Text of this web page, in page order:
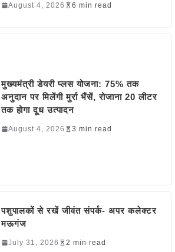
August 4, 2026 6 min read
मुख्यमंत्री डेयरी प्लस योजना: 75% तक
अनुदान पर मिलेंगी मुर्रा भैंसें, रोजाना 20 लीटर
तक होगा दूध उत्पादन
August 4, 2026 3 min read
पशुपालकों से रखें जीवंत संपर्क- अपर कलेक्टर
मऊगंज
July 31, 2026 2 min read